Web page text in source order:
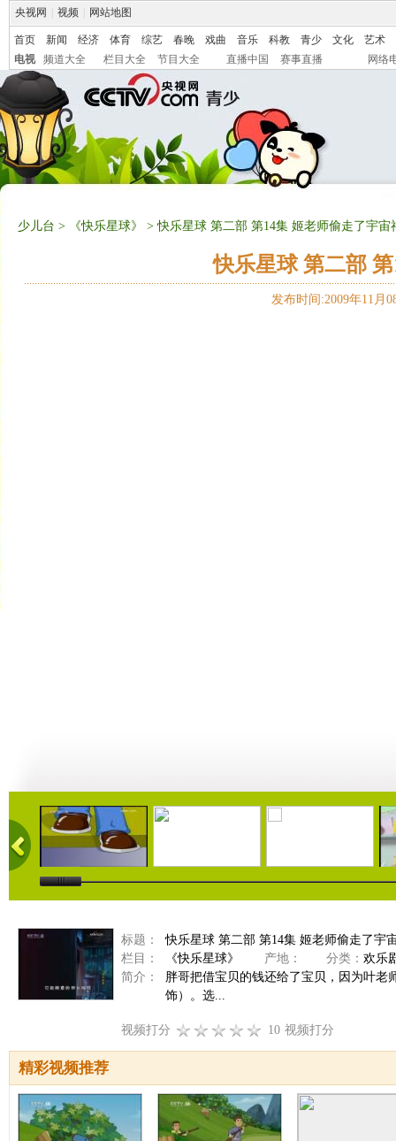
央视网 视频 网站地图
首页 新闻 经济 体育 综艺 春晚 戏曲 音乐 科教 青少 文化
艺术
电视
频道大全 栏目大全 节目大全 直播中国 赛事直播 网络
少儿台 > 《快乐星球》 > 快乐星球 第二部 第14集 姬老师偷走了宇宙
快乐星球 第二部
发布时间:2009年11月
47:54 00:00 00:00
标题：
快乐星球 第二部 第14集 姬老师偷走了宇
栏目：
《快乐星球》 产地： 分类： 欢乐
简介：
胖哥把借宝贝的钱还给了宝贝，因为叶老
饰）。选...
视频打分 10 视频打分
精彩视频推荐